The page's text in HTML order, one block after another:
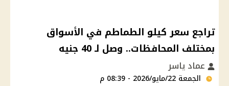
تراجع سعر كيلو الطماطم في الأسواق
بمختلف المحافظات.. وصل لـ 40 جنيه
عماد ياسر
الجمعة 22/مايو/2026 - 08:39 م